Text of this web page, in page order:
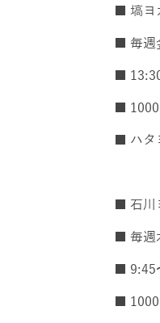
■ 塙ヨ
■ 毎週
■
■ 1000
■ ハタ
■ 石川
■ 毎週
■ 9:45
■ 1000